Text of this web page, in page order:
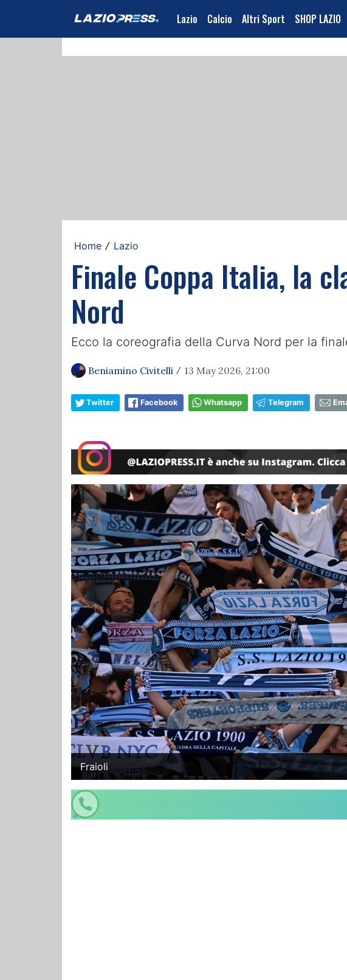
Lazio Calcio Altri Sport SHOP LAZIO
Home / Lazio
Finale Coppa Italia, la
Nord
Ecco la coreografia della Curva Nord per la
Beniamino Civitelli / 13 May 2026, 21:00
Twitter Facebook Whatsapp Telegram
Fraioli